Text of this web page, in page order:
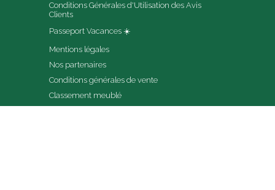
Conditions Générales d'Utilisation des Avis
Clients
Passeport Vacances ☀️
Mentions légales
Nos partenaires
Conditions générales de vente
Classement meublé